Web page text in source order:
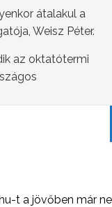
átalakul a
Weisz Péter.
az oktatótermi
is. Ez a
t a jövőben már